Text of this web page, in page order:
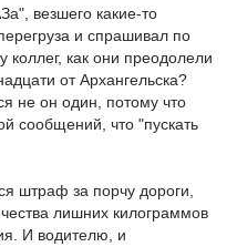
везшего какие-то
и спрашивал по
коллег, как они преодолели
от Архангельска?
не он один, потому что
сообщений, что "пускать
штраф за порчу дороги,
лишних килограммов
И водителю, и